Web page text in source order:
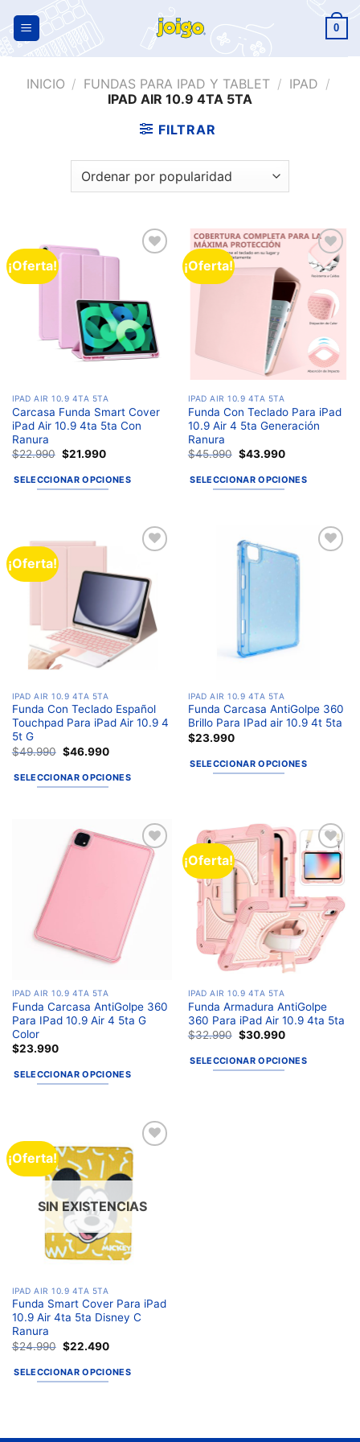
0
INICIO / FUNDAS PARA IPAD Y TABLET / IPAD /
IPAD AIR 10.9 4TA 5TA
FILTRAR
¡Oferta!
deseos
IPAD AIR 10.9 4TA 5TA
Carcasa Funda Smart Cover
iPad Air 10.9 4ta 5ta Con
Ranura
$22.990 $21.990
SELECCIONAR OPCIONES
¡Oferta!
Añadir
a la
lista de
deseos
IPAD AIR 10.9 4TA 5TA
Funda Con Teclado Para iPad
10.9 Air 4 5ta Generación
Ranura
$45.990 $43.990
SELECCIONAR OPCIONES
¡Oferta!
lista de
deseos
IPAD AIR 10.9 4TA 5TA
Funda Con Teclado Español
Touchpad Para iPad Air 10.9 4
5t G
$49.990 $46.990
SELECCIONAR OPCIONES
IPAD AIR 10.9 4TA 5TA
Funda Carcasa AntiGolpe 360
Brillo Para IPad air 10.9 4t 5ta
$23.990
SELECCIONAR OPCIONES
Añadir
a la
lista de
deseos
IPAD AIR 10.9 4TA 5TA
Funda Carcasa AntiGolpe 360
Para IPad 10.9 Air 4 5ta G
Color
$23.990
SELECCIONAR OPCIONES
¡Oferta!
Añadir
a la
lista de
IPAD AIR 10.9 4TA 5TA
Funda Armadura AntiGolpe
360 Para iPad Air 10.9 4ta 5ta
$32.990 $30.990
SELECCIONAR OPCIONES
¡Oferta!
lista de
SIN EXISTENCIAS
IPAD AIR 10.9 4TA 5TA
Funda Smart Cover Para iPad
10.9 Air 4ta 5ta Disney C
Ranura
$24.990 $22.490
SELECCIONAR OPCIONES